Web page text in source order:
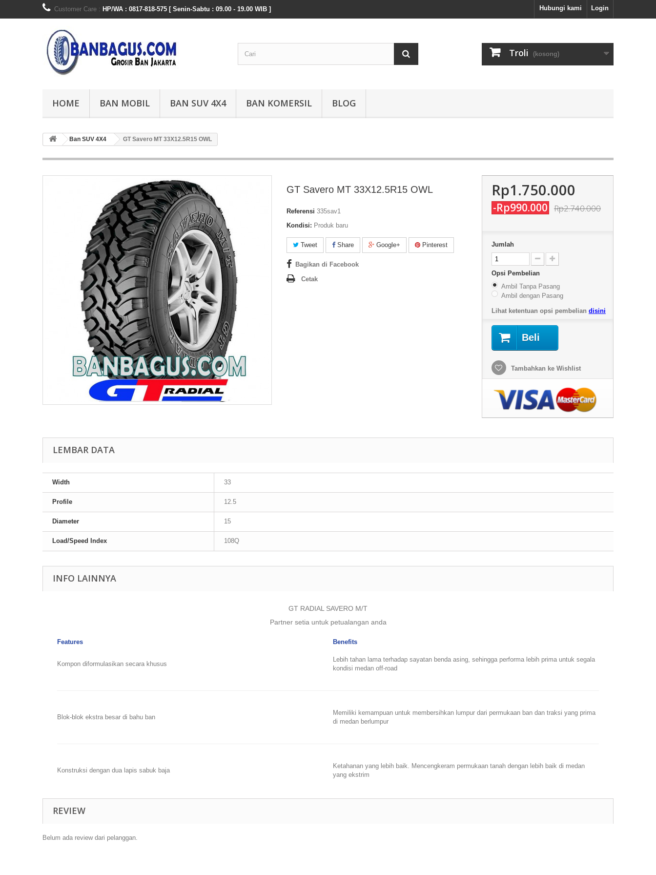
Login
Hubungi kami
Customer Care : HP/WA : 0817-818-575 [ Senin-Sabtu : 09.00 - 19.00 WIB ]
Troli (kosong)
HOME BAN MOBIL BAN SUV 4X4 BAN KOMERSIL BLOG
Ban SUV 4X4 GT Savero MT 33X12.5R15 OWL
GT Savero MT 33X12.5R15 OWL
Referensi 335sav1
Kondisi: Produk baru
Tweet Share Google+ Pinterest
Bagikan di Facebook
Cetak
Rp1.750.000
-Rp990.000 Rp2.740.000
Jumlah
Opsi Pembelian
Ambil Tanpa Pasang
Ambil dengan Pasang
Lihat ketentuan opsi pembelian disini
Beli
Tambahkan ke Wishlist
LEMBAR DATA
Width 33
Profile 12.5
Diameter 15
Load/Speed Index 108Q
INFO LAINNYA
GT RADIAL SAVERO M/T
Partner setia untuk petualangan anda
Features Benefits
Kompon diformulasikan secara khusus
Lebih tahan lama terhadap sayatan benda asing, sehingga performa lebih prima untuk segala
kondisi medan off-road
Blok-blok ekstra besar di bahu ban
Memiliki kemampuan untuk membersihkan lumpur dari permukaan ban dan traksi yang prima
di medan berlumpur
Konstruksi dengan dua lapis sabuk baja
Ketahanan yang lebih baik. Mencengkeram permukaan tanah dengan lebih baik di medan
yang ekstrim
REVIEW
Belum ada review dari pelanggan.